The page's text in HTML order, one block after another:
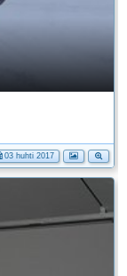
03 huhti 2017